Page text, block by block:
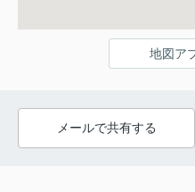
地図ア
メールで共有する